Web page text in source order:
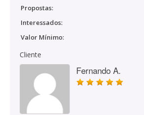
Propostas:
Interessados:
Valor Mínimo:
Cliente
Fernando A.